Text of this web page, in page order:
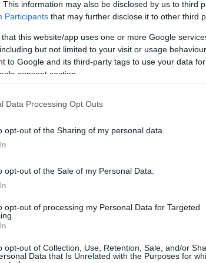
This information may also be disclosed by us to third
Participants that may further disclose it to other third
that this website/app uses one or more Google
but not limited to your visit or usage
to Google and its third-party tags to use your data
consent section.
Data Processing Opt Outs
opt-out of the Sharing of my personal data.
opt-out of the Sale of my Personal Data.
opt-out of processing my Personal Data for Targeted
opt-out of Collection, Use, Retention, Sale, and/or
Data that Is Unrelated with the Purposes for
Zenés estékkel várja közönségét a Paksi
2017.06.11
Kultúra
meglepetésekkel, irodalmi és zenei